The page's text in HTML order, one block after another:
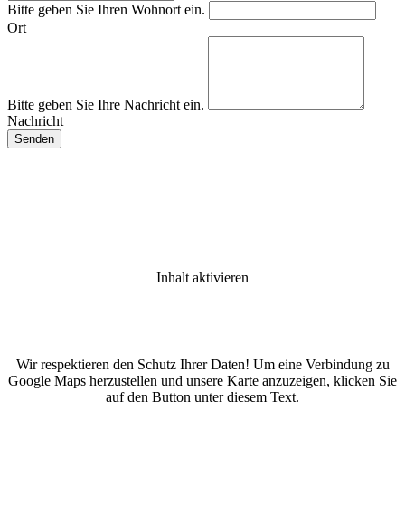
Bitte geben Sie Ihren Wohnort ein.
Ort
Bitte geben Sie Ihre Nachricht ein.
Nachricht
Wir respektieren den Schutz Ihrer Daten! Um eine Verbindung zu
Google Maps herzustellen und unsere Karte anzuzeigen, klicken Sie
auf den Button unter diesem Text.
Inhalt aktivieren